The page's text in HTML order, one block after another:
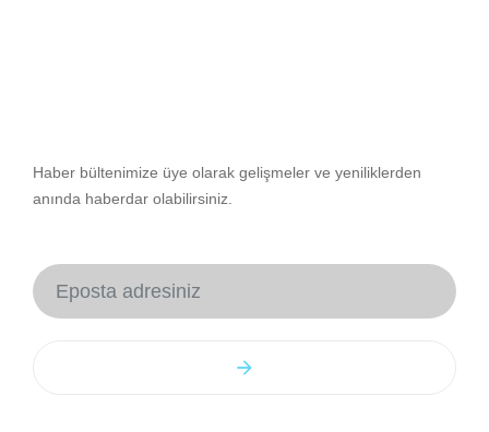
Haber bültenimize üye olarak gelişmeler ve yeniliklerden
anında haberdar olabilirsiniz.